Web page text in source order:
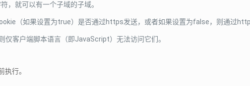
，就可以有一个子域的子域。
（如果设置为true）是否通过https发送，或者如果设置为false，则通过http
客户端脚本语言（即JavaScript）无法访问它们。
行。